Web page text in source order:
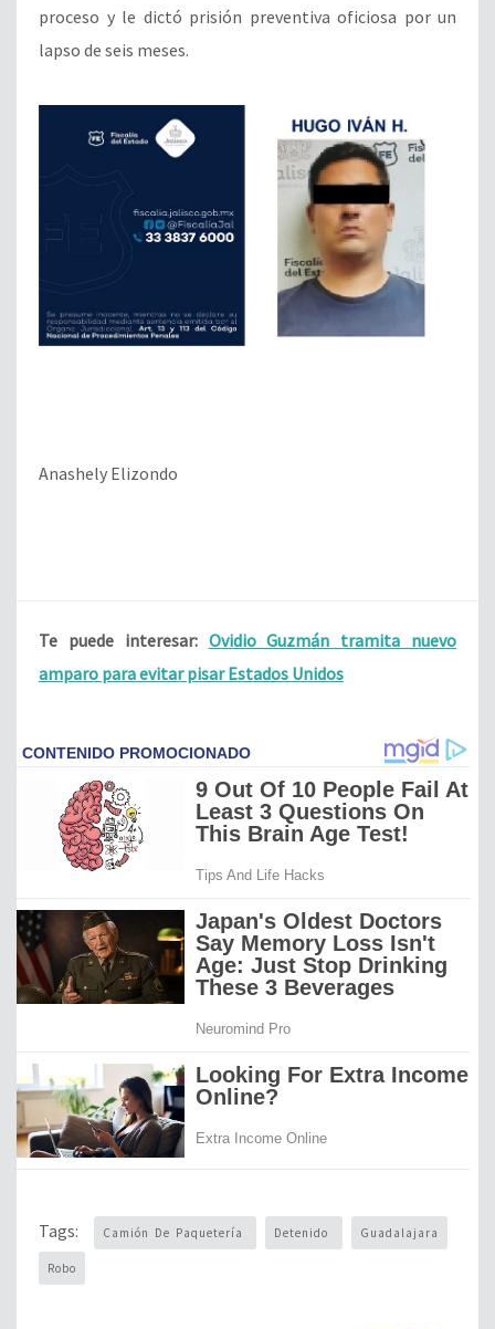
proceso y le dictó prisión preventiva oficiosa por un
lapso de seis meses.
Anashely Elizondo
Te puede interesar: Ovidio Guzmán tramita nuevo
amparo para evitar pisar Estados Unidos
Tags: Camión De Paquetería Detenido Guadalajara
Robo